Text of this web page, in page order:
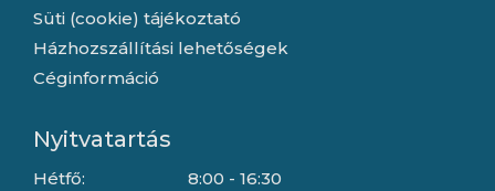
Süti (cookie) tájékoztató
Házhozszállítási lehetőségek
Céginformáció
Nyitvatartás
Hétfő:
8:00 - 16:30